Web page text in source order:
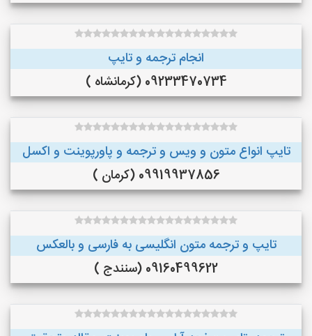
انجام ترجمه و تایپ
09233470734 (کرمانشاه )
تایپ انواع متون و ویس و ترجمه و پاورپوینت و اکسل
09919937856 (کرمان )
تایپ و ترجمه متون انگلیسی به فارسی و بالعکس
09160499622 (سنندج )